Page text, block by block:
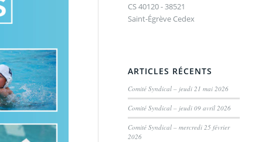
CS 40120 - 38521
Saint-Égrève Cedex
ARTICLES RÉCENTS
Comité Syndical – jeudi 21 mai 2026
Comité Syndical – jeudi 09 avril 2026
Comité Syndical – mercredi 25 février
2026